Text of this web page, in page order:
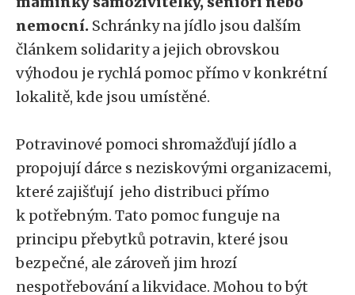
nemocní. Schránky na jídlo jsou dalším
článkem solidarity a jejich obrovskou
výhodou je rychlá pomoc přímo v konkrétní
lokalitě, kde jsou umístěné.
Potravinové pomoci shromažďují jídlo a
propojují dárce s neziskovými organizacemi,
které zajišťují jeho distribuci přímo
k potřebným. Tato pomoc funguje na
principu přebytků potravin, které jsou
bezpečné, ale zároveň jim hrozí
nespotřebování a likvidace. Mohou to být